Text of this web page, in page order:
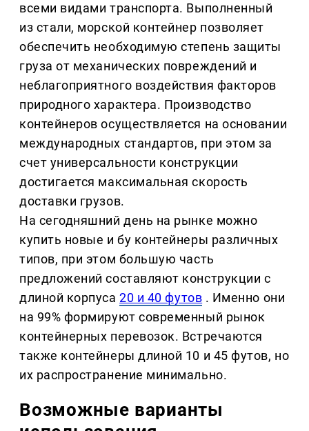
всеми видами транспорта. Выполненный
из стали, морской контейнер позволяет
обеспечить необходимую степень защиты
груза от механических повреждений и
неблагоприятного воздействия факторов
природного характера. Производство
контейнеров осуществляется на основании
международных стандартов, при этом за
счет универсальности конструкции
достигается максимальная скорость
доставки грузов.
На сегодняшний день на рынке можно
купить новые и бу контейнеры различных
типов, при этом большую часть
предложений составляют конструкции с
длиной корпуса20 и 40 футов . Именно они
на 99% формируют современный рынок
контейнерных перевозок. Встречаются
также контейнеры длиной 10 и 45 футов, но
их распространение минимально.
Возможные варианты